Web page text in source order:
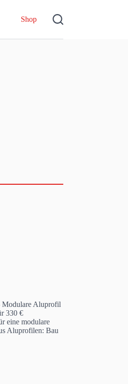
Shop
Modulare Aluprofil
330 €
eine modulare
Aluprofilen: Bau